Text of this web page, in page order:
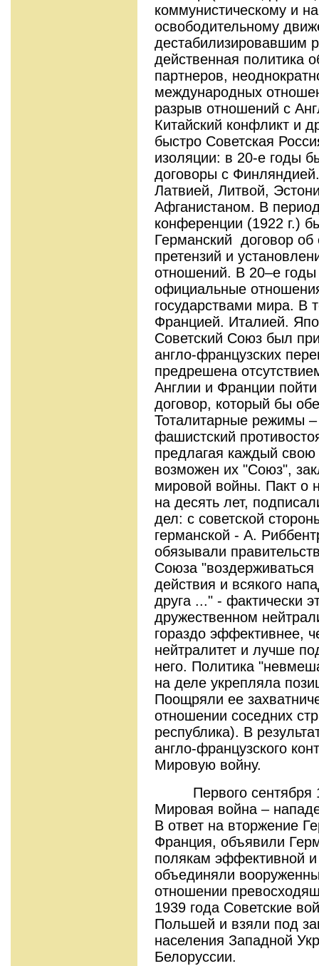
коммунистическому и
освободительному
дестабилизировавшим
действенная политика
партнеров,
международных
разрыв отношений с
Китайский конфликт и
быстро Советская
изоляции: в 20-е годы
договоры с
Латвией, Литвой,
Афганистаном. В
конференции (1922 г.)
Германский договор об
претензий и
отношений. В 20–е
официальные
государствами мира. В
Францией. Италией.
Советский Союз был
англо-французских
предрешена
Англии и Франции
договор, который бы
Тоталитарные режимы
фашистский
предлагая каждый свою
возможен их "Союз",
мировой войны. Пакт о
на десять лет,
дел: с советской
германской - А.
обязывали
Союза "воздерживаться
действия и всякого
друга ..." - фактически
дружественном
гораздо эффективнее,
нейтралитет и лучше
него. Политика
на деле укрепляла
Поощряли ее
отношении соседних
республика). В
англо-французского
Мировую войну.
Первого сентября
Мировая война –
В ответ на вторжение
Франция, объявили
полякам эффективной
объединяли
отношении
1939 года Советские
Польшей и взяли под
населения Западной
Белоруссии.